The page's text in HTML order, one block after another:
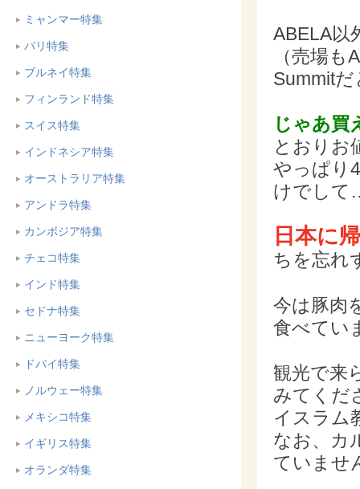
ミャンマー特集
パリ特集
ブルネイ特集
フィンランド特集
スイス特集
インドネシア特集
オーストラリア特集
アンドラ特集
カンボジア特集
チェコ特集
インド特集
セドナ特集
ニューヨーク特集
ドバイ特集
ノルウェー特集
メキシコ特集
イギリス特集
オランダ特集
ABELA以
（売場
Summit
じゃあ買
とおりお
やっぱり
けでし
日本に
ちを忘れ
今は豚肉
食べてい
観光で来
みてくだ
イスラム
なお、カ
ていませ